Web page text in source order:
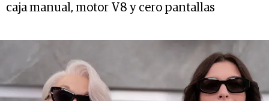
caja manual, motor V8 y cero pantallas